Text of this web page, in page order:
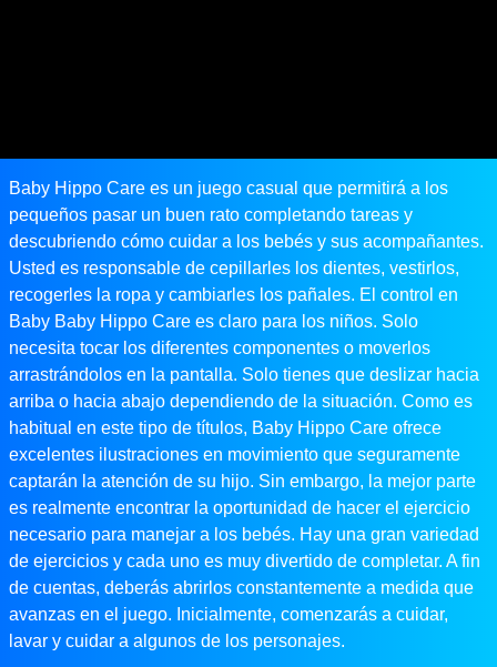
Baby Hippo Care es un juego casual que permitirá a los
pequeños pasar un buen rato completando tareas y
descubriendo cómo cuidar a los bebés y sus acompañantes.
Usted es responsable de cepillarles los dientes, vestirlos,
recogerles la ropa y cambiarles los pañales. El control en
Baby Baby Hippo Care es claro para los niños. Solo
necesita tocar los diferentes componentes o moverlos
arrastrándolos en la pantalla. Solo tienes que deslizar hacia
arriba o hacia abajo dependiendo de la situación. Como es
habitual en este tipo de títulos, Baby Hippo Care ofrece
excelentes ilustraciones en movimiento que seguramente
captarán la atención de su hijo. Sin embargo, la mejor parte
es realmente encontrar la oportunidad de hacer el ejercicio
necesario para manejar a los bebés. Hay una gran variedad
de ejercicios y cada uno es muy divertido de completar. A fin
de cuentas, deberás abrirlos constantemente a medida que
avanzas en el juego. Inicialmente, comenzarás a cuidar,
lavar y cuidar a algunos de los personajes.